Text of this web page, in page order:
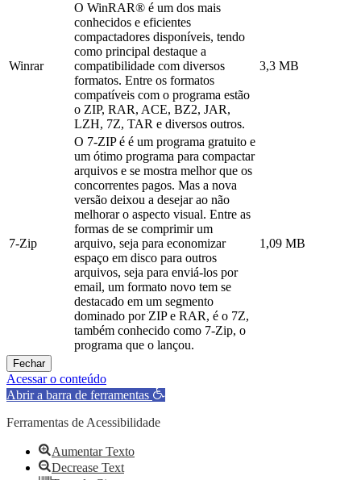
Winrar
O WinRAR® é um dos mais
conhecidos e eficientes
compactadores disponíveis, tendo
como principal destaque a
compatibilidade com diversos
formatos. Entre os formatos
compatíveis com o programa estão
o ZIP, RAR, ACE, BZ2, JAR,
LZH, 7Z, TAR e diversos outros.
3,3 MB
7-Zip
O 7-ZIP é é um programa gratuito e
um ótimo programa para compactar
arquivos e se mostra melhor que os
concorrentes pagos. Mas a nova
versão deixou a desejar ao não
melhorar o aspecto visual. Entre as
formas de se comprimir um
arquivo, seja para economizar
espaço em disco para outros
arquivos, seja para enviá-los por
email, um formato novo tem se
destacado em um segmento
dominado por ZIP e RAR, é o 7Z,
também conhecido como 7-Zip, o
programa que o lançou.
1,09 MB
Fechar
Acessar o conteúdo
Abrir a barra de ferramentas
Ferramentas de Acessibilidade
Aumentar Texto
Decrease Text